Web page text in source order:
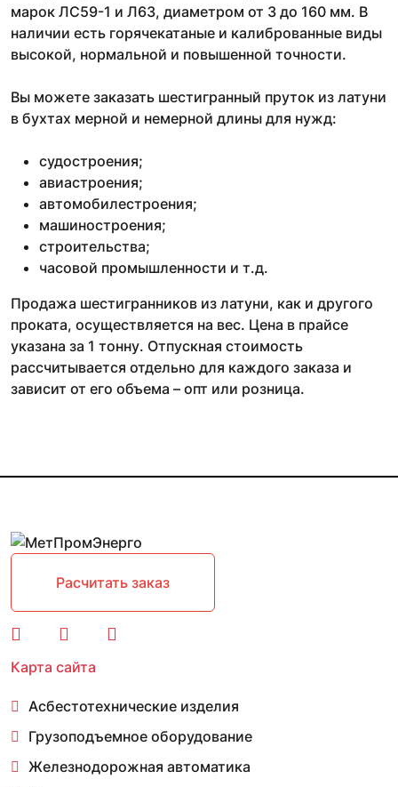
марок ЛС59-1 и Л63, диаметром от 3 до 160 мм. В
наличии есть горячекатаные и калиброванные виды
высокой, нормальной и повышенной точности.
Вы можете заказать шестигранный пруток из латуни
в бухтах мерной и немерной длины для нужд:
судостроения;
авиастроения;
автомобилестроения;
машиностроения;
строительства;
часовой промышленности и т.д.
Продажа шестигранников из латуни, как и другого
проката, осуществляется на вес. Цена в прайсе
указана за 1 тонну. Отпускная стоимость
рассчитывается отдельно для каждого заказа и
зависит от его объема – опт или розница.
Расчитать заказ
Карта сайта
Асбестотехнические изделия
Грузоподъемное оборудование
Железнодорожная автоматика